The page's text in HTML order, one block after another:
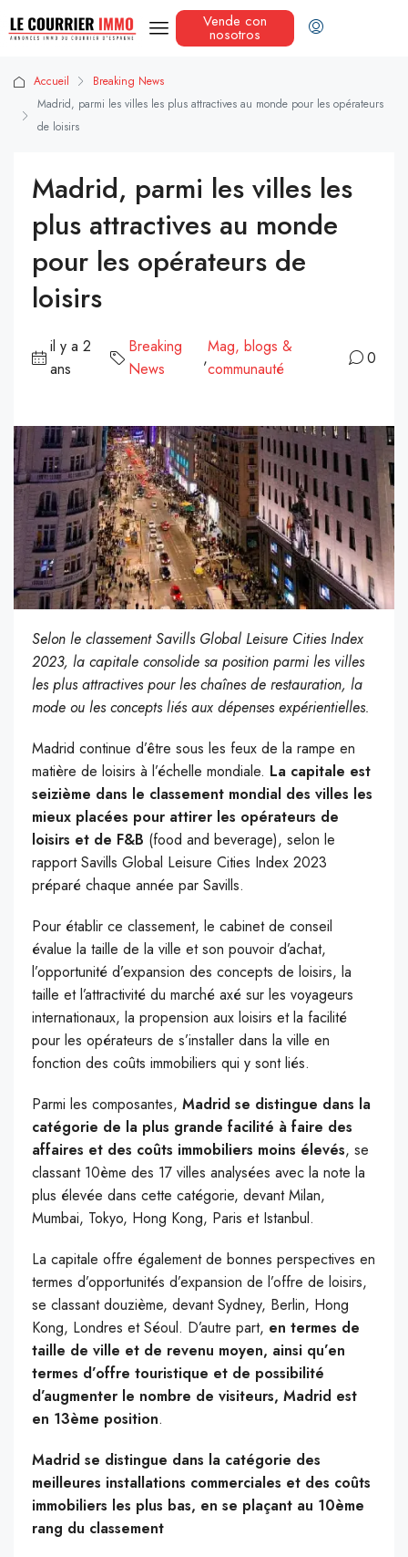
Vende con
nosotros
Accueil
Breaking News
Madrid, parmi les villes les plus attractives au monde pour les opérateurs
de loisirs
Madrid, parmi les villes les
plus attractives au monde
pour les opérateurs de
loisirs
il y a 2
ans
Breaking
News
,
Mag, blogs &
communauté
0
Selon le classement Savills Global Leisure Cities Index
2023, la capitale consolide sa position parmi les villes
les plus attractives pour les chaînes de restauration, la
mode ou les concepts liés aux dépenses expérientielles.
Madrid continue d’être sous les feux de la rampe en
matière de loisirs à l’échelle mondiale. La capitale est
seizième dans le classement mondial des villes les
mieux placées pour attirer les opérateurs de
loisirs et de F&B (food and beverage), selon le
rapport Savills Global Leisure Cities Index 2023
préparé chaque année par Savills.
Pour établir ce classement, le cabinet de conseil
évalue la taille de la ville et son pouvoir d’achat,
l’opportunité d’expansion des concepts de loisirs, la
taille et l’attractivité du marché axé sur les voyageurs
internationaux, la propension aux loisirs et la facilité
pour les opérateurs de s’installer dans la ville en
fonction des coûts immobiliers qui y sont liés.
Parmi les composantes, Madrid se distingue dans la
catégorie de la plus grande facilité à faire des
affaires et des coûts immobiliers moins élevés, se
classant 10ème des 17 villes analysées avec la note la
plus élevée dans cette catégorie, devant Milan,
Mumbai, Tokyo, Hong Kong, Paris et Istanbul.
La capitale offre également de bonnes perspectives en
termes d’opportunités d’expansion de l’offre de loisirs,
se classant douzième, devant Sydney, Berlin, Hong
Kong, Londres et Séoul. D’autre part, en termes de
taille de ville et de revenu moyen, ainsi qu’en
termes d’offre touristique et de possibilité
d’augmenter le nombre de visiteurs, Madrid est
en 13ème position.
Madrid se distingue dans la catégorie des
meilleures installations commerciales et des coûts
immobiliers les plus bas, en se plaçant au 10ème
rang du classement